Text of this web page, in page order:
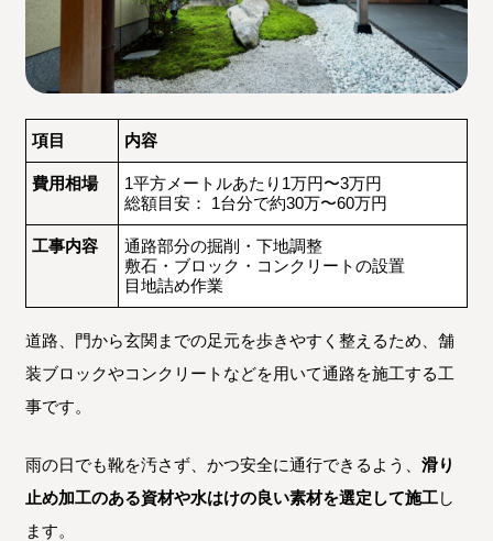
項目 内容
費用相場
1平方メートルあたり1万円〜3万円
総額目安： 1台分で約30万〜60万円
工事内容
通路部分の掘削・下地調整
敷石・ブロック・コンクリートの設置
目地詰め作業
道路、門から玄関までの足元を歩きやすく整えるため、舗
装ブロックやコンクリートなどを用いて通路を施工する工
事です。
雨の日でも靴を汚さず、かつ安全に通行できるよう、 滑り
止め加工のある資材や水はけの良い素材を選定して施工し
ます。